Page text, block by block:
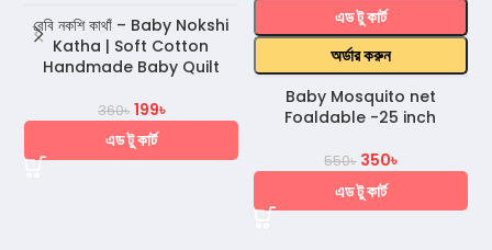
বেবি নকশি কাথাঁ – Baby Nokshi
Katha | Soft Cotton
Handmade Baby Quilt
360৳ 199৳
এড টু কার্ট
এড টু কার্ট
অর্ডার করুন
Baby Mosquito net
Foaldable -25 inch
550৳ 350৳
এড টু কার্ট